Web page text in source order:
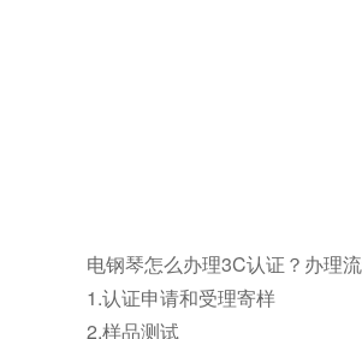
电钢琴怎么办理3C认证？办理流
1.认证申请和受理寄样
2.样品测试